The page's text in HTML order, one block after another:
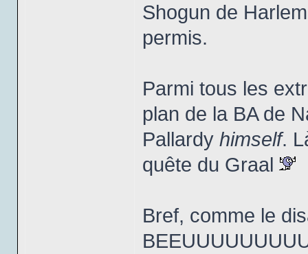
Shogun de
permis.
Parmi tous les
plan de la BA de
Pallardy himself.
quête du Graal
Bref, comme le